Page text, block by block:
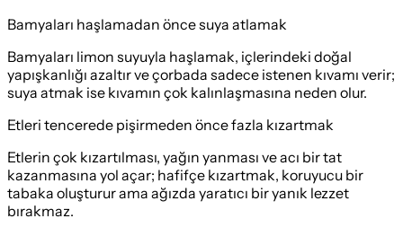
Bamyaları haşlamadan önce suya atlamak
Bamyaları limon suyuyla haşlamak, içlerindeki doğal
yapışkanlığı azaltır ve çorbada sadece istenen kıvamı verir;
suya atmak ise kıvamın çok kalınlaşmasına neden olur.
Etleri tencerede pişirmeden önce fazla kızartmak
Etlerin çok kızartılması, yağın yanması ve acı bir tat
kazanmasına yol açar; hafifçe kızartmak, koruyucu bir
tabaka oluşturur ama ağızda yaratıcı bir yanık lezzet
bırakmaz.